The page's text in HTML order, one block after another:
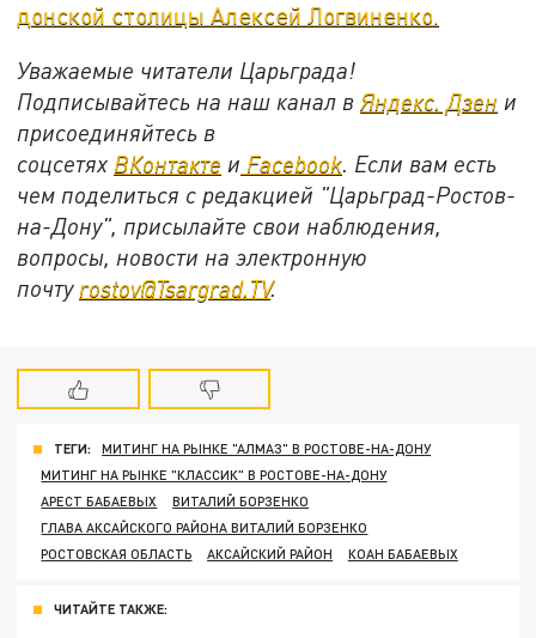
донской столицы Алексей Логвиненко.
Уважаемые читатели Царьграда!
Подписывайтесь на наш канал вЯндекс. Дзен и
присоединяйтесь в
соцсетях ВКонтакте и Facebook. Если вам есть
чем поделиться с редакцией "Царьград-Ростов-
на-Дону", присылайте свои наблюдения,
вопросы, новости на электронную
почту rostov@Tsargrad.TV.
ТЕГИ:
МИТИНГ НА РЫНКЕ "АЛМАЗ" В РОСТОВЕ-НА-ДОНУ
МИТИНГ НА РЫНКЕ "КЛАССИК" В РОСТОВЕ-НА-ДОНУ
АРЕСТ БАБАЕВЫХ
ВИТАЛИЙ БОРЗЕНКО
ГЛАВА АКСАЙСКОГО РАЙОНА ВИТАЛИЙ БОРЗЕНКО
РОСТОВСКАЯ ОБЛАСТЬ
АКСАЙСКИЙ РАЙОН КОАН БАБАЕВЫХ
ЧИТАЙТЕ ТАКЖЕ: